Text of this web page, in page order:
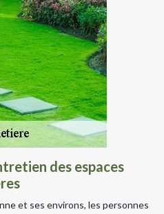
des espaces
et ses environs, les personnes